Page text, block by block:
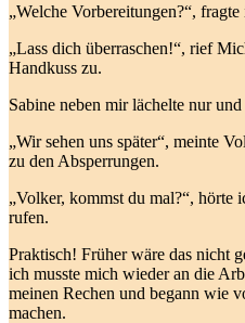
„Welche Vorbereitungen?“,
„Lass dich überraschen!“, rief
Handkuss zu.
Sabine neben mir lächelte nur
„Wir sehen uns später“, meinte
zu den Absperrungen.
„Volker, kommst du mal?“, hörte
rufen.
Praktisch! Früher wäre das nicht
ich musste mich wieder an die
meinen Rechen und begann wie
machen.